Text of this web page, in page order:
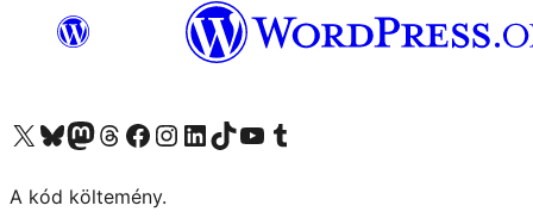
Visit our X (formerly Twitter) account
Visit our Bluesky account
Twitter csatornánk
Visit our Threads account
Facebook oldalunk megtekintése
Visit our Instagram account
Visit our LinkedIn account
Visit our TikTok account
Visit our YouTube channel
Visit our Tumblr account
A kód költemény.